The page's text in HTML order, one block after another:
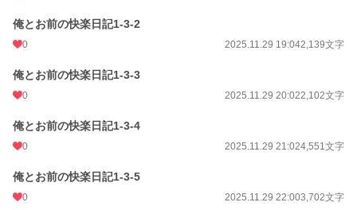
週間ポイント
月間ポイント 315 pt (42,842 位)
年間ポイント
累計ポイント 11,035 pt (92,858 位)
俺とお前の快楽日記1-3-2
0 2025.11.29 19:042,139文字
俺とお前の快楽日記1-3-3
0 2025.11.29 20:022,102文字
俺とお前の快楽日記1-3-4
0 2025.11.29 21:024,551文字
俺とお前の快楽日記1-3-5
0 2025.11.29 22:003,702文字